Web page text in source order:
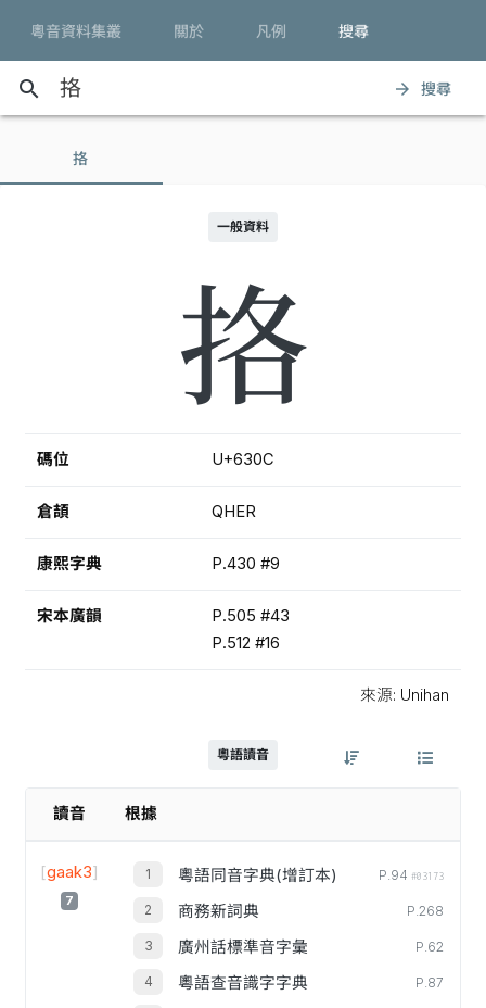
粵音資料集叢 關於 凡例 搜尋
search arrow_forward 搜尋
挌
一般資料
挌
碼位 U+630C
倉頡 QHER
康熙字典 P.430 #9
宋本廣韻
P.505 #43
P.512 #16
來源: Unihan
粵語讀音
讀音 根據
[gaak3]
7
粵語同音字典(增訂本) P.94 #03173
商務新詞典 P.268
廣州話標準音字彙 P.62
粵語查音識字字典 P.87